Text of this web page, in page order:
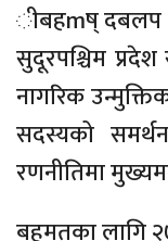
ीबहmष् दबलप
सुदूरपश्चिम
नागरिक
सदस्यको
रणनीतिमा
बहुमतका लागि